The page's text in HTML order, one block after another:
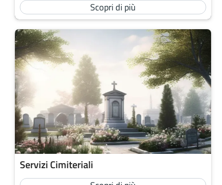
Scopri di più
Servizi Cimiteriali